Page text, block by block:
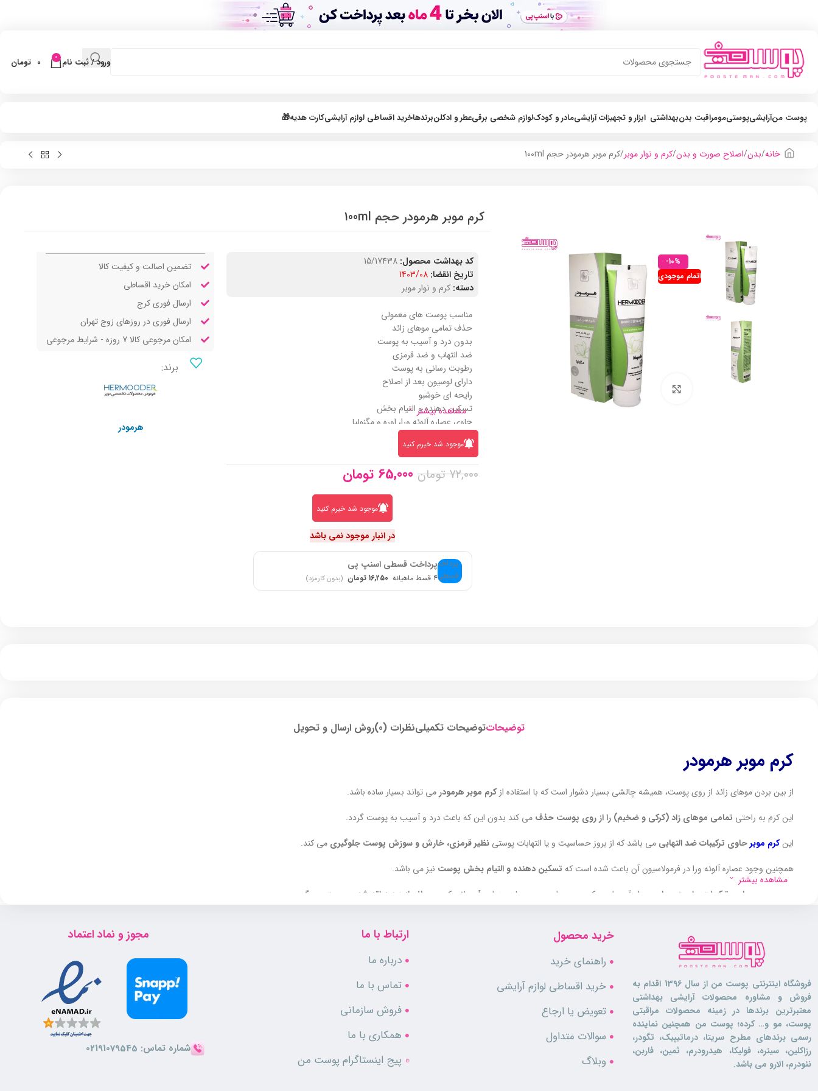
ورود / ثبت نام 0
0 تومان
پوست منآرایشیپوستیمومراقبت بدنبهداشتی ابزار و تجهیزات آرایشیمادر و کودکلوازم شخصی برقیعطر و ادکلنبرندهاخرید اقساطی لوازم آرایشیکارت هدیه🎁
خانه بدن اصلاح صورت و بدن کرم و نوار موبر کرم موبر هرمودر حجم 100ml
-10%
اتمام موجودی
بزرگنمایی تصویر
کرم موبر هرمودر حجم 100ml
کد بهداشت محصول: 15/17438
تاریخ انقضا: 1403/08
دسته: کرم و نوار موبر
مناسب پوست های معمولی
حذف تمامی موهای زائد
بدون درد و آسیب به پوست
ضد التهاب و ضد قرمزی
رطوبت رسانی به پوست
دارای لوسیون بعد از اصلاح
رایحه ای خوشبو
تسکین دهنده و التیام بخش
حاوی عصاره آلوئه ورا، اوره و مگنولیا
مشاهده بیشتر
موجود شد خبرم کنید
72,000 تومان 65,000 تومان
موجود شد خبرم کنید
در انبار موجود نمی باشد
پرداخت قسطی اسنپ پی
۴ قسط ماهیانه 16,250 تومان (بدون کارمزد)
تضمین اصالت و کیفیت کالا
امکان خرید اقساطی
ارسال فوری کرج
ارسال فوری در روزهای زوج تهران
امکان مرجوعی کالا 7 روزه - شرایط مرجوعی
برند:
هرمودر
توضیحاتتوضیحات تکمیلینظرات (0) روش ارسال و تحویل
کرم موبر هرمودر
از بین بردن موهای زائد از روی پوست، همیشه چالشی بسیار دشوار است که با استفاده از کرم موبر هرمودر می تواند بسیار ساده باشد.
این کرم به راحتی تمامی موهای زاد (کرکی و ضخیم) را از روی پوست حذف می کند بدون این که باعث درد و آسیب به پوست گردد.
اینکرم موبرحاوی ترکیبات ضد التهابی می باشد که از بروز حساسیت و یا التهابات پوستی نظیر قرمزی، خارش و سوزش پوست جلوگیری می کند.
همچنین وجود عصاره آلوئه ورا در فرمولاسیون آن باعث شده است که تسکین دهنده و التیام بخش پوست نیز می باشد.
حاوی ترکیبات رطوبت رسان بسیار قوی است که پوست را در حین عمل موزدایی آبرسانی کرده و مانع از دهیدراته شدن پوست
می گردد.
موبر هرمودر بر خلاف سایر محصولات مشابه
رایحه ای خوشبو داشته و هنگام استفاده باعث آزار مصرف کننده نمی گردد.
ویژگی ها
مناسب پوست های معمولی
حذف تمامی موهای زائد
بدون درد و آسیب به پوست
ضد التهاب و ضد قرمزی
مشاهده بیشتر
فروشگاه اینترنتی پوست من از سال 1396 اقدام به
فروش و مشاوره محصولات آرایشی بهداشتی
معتبرترین برندها در زمینه محصولات مراقبتی
پوست، مو و… کرده؛ پوست من همچنین نماینده
رسمی برندهای مطرح سریتا، درماتیپیک، تگودر،
رزاکلین، سینره، فولیکا، هیدرودرم، ثمین، فاربن،
نئودرم، الارو می باشد.
خرید محصول
راهنمای خرید
خرید اقساطی لوازم آرایشی
تعویض یا ارجاع
سوالات متداول
وبلاگ
ارتباط با ما
درباره ما
تماس با ما
فروش سازمانی
همکاری با ما
پیج اینستاگرام پوست من
مجوز و نماد اعتماد
شماره تماس: 02191079545